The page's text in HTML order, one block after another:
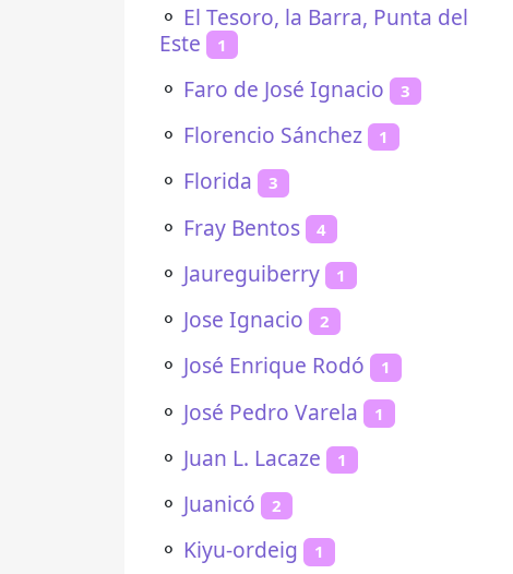
⚬ El Tesoro, la Barra, Punta del
Este
1
⚬ Faro de José Ignacio 3
⚬ Florencio Sánchez 1
⚬ Florida 3
⚬ Fray Bentos 4
⚬ Jaureguiberry 1
⚬ Jose Ignacio 2
⚬ José Enrique Rodó 1
⚬ José Pedro Varela 1
⚬ Juan L. Lacaze 1
⚬ Juanicó 2
⚬ Kiyu-ordeig 1